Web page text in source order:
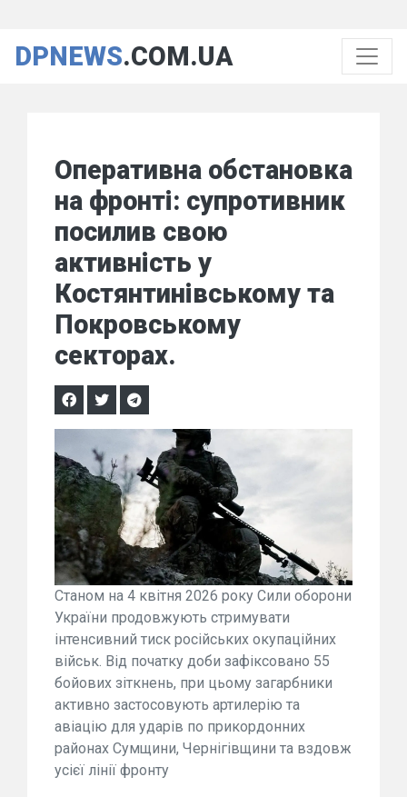
DPNEWS.COM.UA
Оперативна обстановка
на фронті: супротивник
посилив свою
активність у
Костянтинівському та
Покровському
секторах.
Станом на 4 квітня 2026 року Сили оборони
України продовжують стримувати
інтенсивний тиск російських окупаційних
військ. Від початку доби зафіксовано 55
бойових зіткнень, при цьому загарбники
активно застосовують артилерію та
авіацію для ударів по прикордонних
районах Сумщини, Чернігівщини та вздовж
усієї лінії фронту